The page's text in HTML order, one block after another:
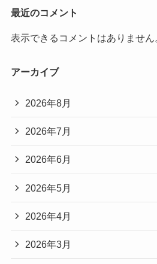
最近のコメント
表示できるコメントはありません
アーカイブ
2026年8月
2026年7月
2026年6月
2026年5月
2026年4月
2026年3月